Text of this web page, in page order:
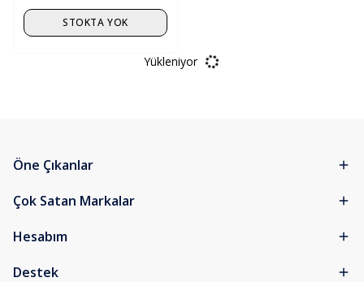
STOKTA YOK
Yükleniyor
Öne Çıkanlar
Çok Satan Markalar
Hesabım
Destek